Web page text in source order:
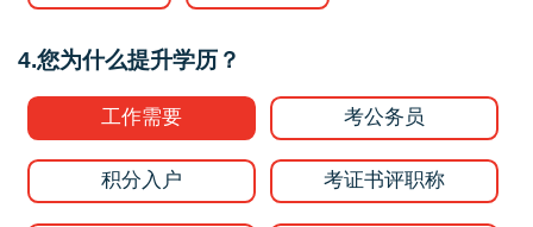
4.您为什么提升学历？
工作需要 考公务员
积分入户 考证书评职称